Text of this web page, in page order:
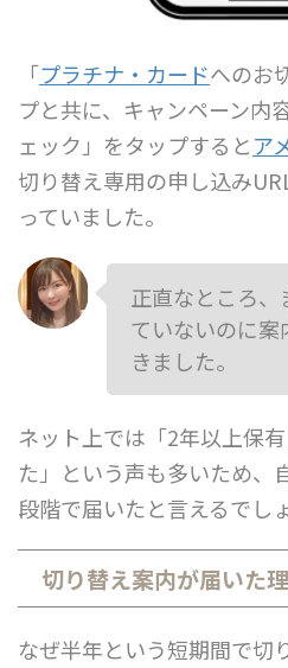
「プラチナ・カードへのお
プと共に、キャンペーン内
ェック」をタップするとア
切り替え専用の申し込み
っていました。
正直なところ
ていないのに
きました。
ネット上では「2年以上保
た」という声も多いため、
段階で届いたと言えるでしょ
切り替え案内が届いた
なぜ半年という短期間で切